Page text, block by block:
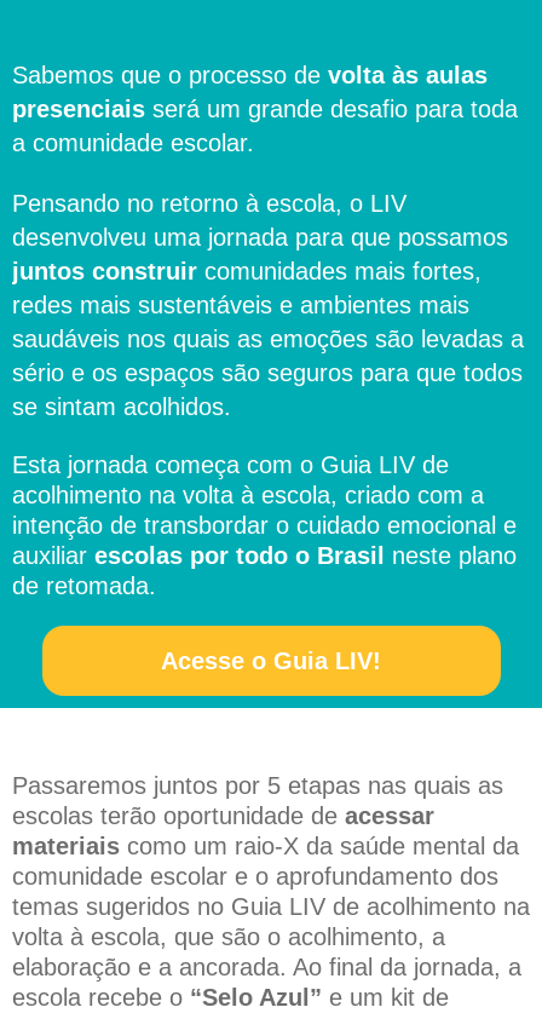
Sabemos que o processo de volta às aulas
presenciais será um grande desafio para toda
a comunidade escolar.
Pensando no retorno à escola, o LIV
desenvolveu uma jornada para que possamos
juntos construir comunidades mais fortes,
redes mais sustentáveis e ambientes mais
saudáveis nos quais as emoções são levadas a
sério e os espaços são seguros para que todos
se sintam acolhidos.
Esta jornada começa com o Guia LIV de
acolhimento na volta à escola, criado com a
intenção de transbordar o cuidado emocional e
auxiliar escolas por todo o Brasil neste plano
de retomada.
Acesse o Guia LIV!
Passaremos juntos por 5 etapas nas quais as
escolas terão oportunidade de acessar
materiais como um raio-X da saúde mental da
comunidade escolar e o aprofundamento dos
temas sugeridos no Guia LIV de acolhimento na
volta à escola, que são o acolhimento, a
elaboração e a ancorada. Ao final da jornada, a
escola recebe o “Selo Azul” e um kit de